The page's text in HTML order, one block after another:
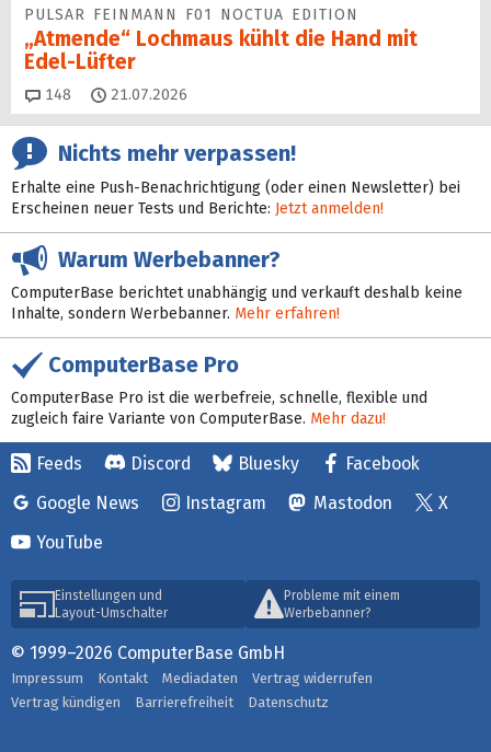
PULSAR FEINMANN F01 NOCTUA EDITION
„Atmende“ Lochmaus kühlt die Hand mit
Edel-Lüfter
148 Kommentare
21.07.2026
Nichts mehr verpassen!
Erhalte eine Push-Benachrichtigung (oder einen Newsletter) bei
Erscheinen neuer Tests und Berichte: Jetzt anmelden!
Warum Werbebanner?
ComputerBase berichtet unabhängig und verkauft deshalb keine
Inhalte, sondern Werbebanner. Mehr erfahren!
ComputerBase Pro
ComputerBase Pro ist die werbefreie, schnelle, flexible und
zugleich faire Variante von ComputerBase. Mehr dazu!
Feeds Discord Bluesky
Facebook
Google News
Instagram Mastodon
X
YouTube
Einstellungen und
Layout-Umschalter
Probleme mit einem
Werbebanner?
© 1999–2026 ComputerBase GmbH
Impressum Kontakt Mediadaten
Vertrag widerrufen
Vertrag kündigen
Barrierefreiheit Datenschutz